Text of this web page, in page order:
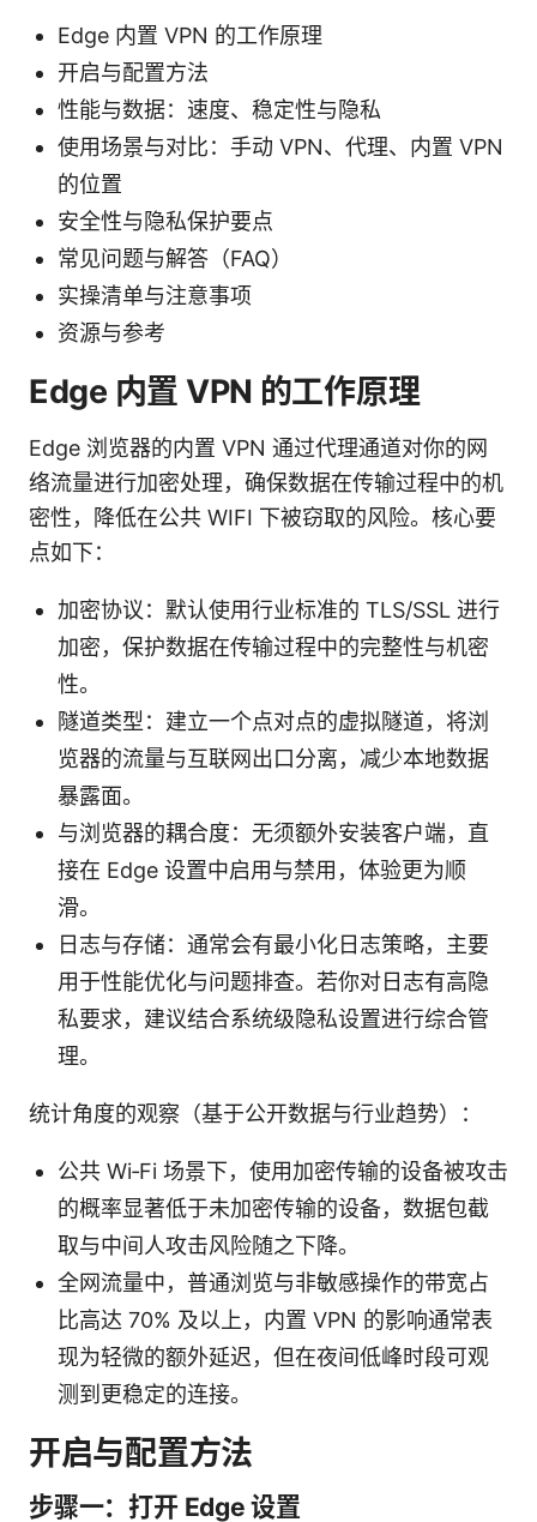
Edge 内置 VPN 的工作原理
开启与配置方法
性能与数据：速度、稳定性与隐私
使用场景与对比：手动 VPN、代理、内置 VPN
的位置
安全性与隐私保护要点
常见问题与解答（FAQ）
实操清单与注意事项
资源与参考
Edge 内置 VPN 的工作原理
Edge 浏览器的内置 VPN 通过代理通道对你的网
络流量进行加密处理，确保数据在传输过程中的机
密性，降低在公共 WIFI 下被窃取的风险。核心要
点如下：
加密协议：默认使用行业标准的 TLS/SSL 进行
加密，保护数据在传输过程中的完整性与机密
性。
隧道类型：建立一个点对点的虚拟隧道，将浏
览器的流量与互联网出口分离，减少本地数据
暴露面。
与浏览器的耦合度：无须额外安装客户端，直
接在 Edge 设置中启用与禁用，体验更为顺
滑。
日志与存储：通常会有最小化日志策略，主要
用于性能优化与问题排查。若你对日志有高隐
私要求，建议结合系统级隐私设置进行综合管
理。
统计角度的观察（基于公开数据与行业趋势）：
公共 Wi‑Fi 场景下，使用加密传输的设备被攻击
的概率显著低于未加密传输的设备，数据包截
取与中间人攻击风险随之下降。
全网流量中，普通浏览与非敏感操作的带宽占
比高达 70% 及以上，内置 VPN 的影响通常表
现为轻微的额外延迟，但在夜间低峰时段可观
测到更稳定的连接。
开启与配置方法
步骤一：打开 Edge 设置